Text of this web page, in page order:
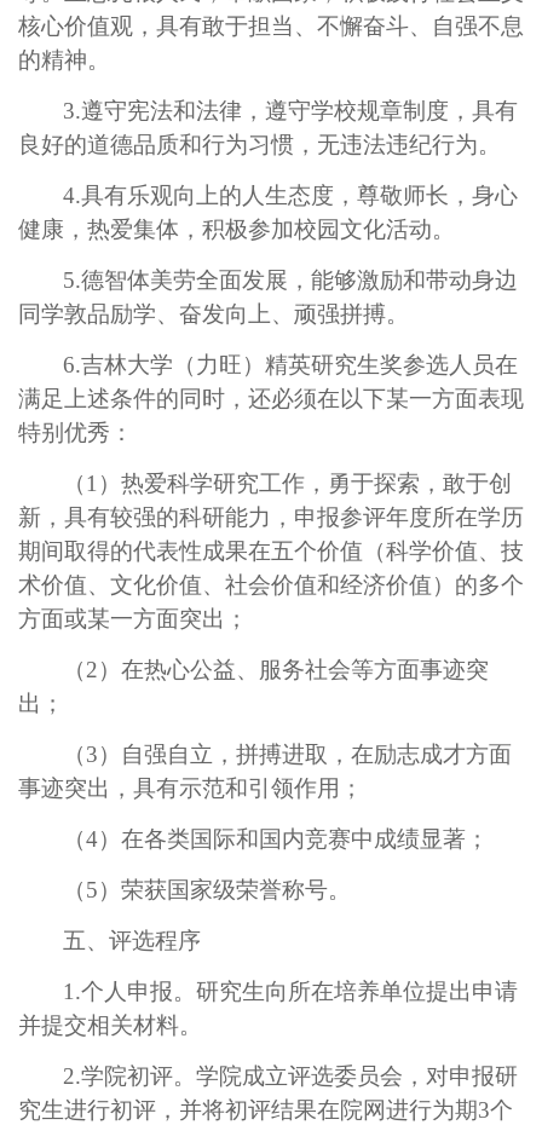
核心价值观，具有敢于担当、不懈奋斗、自强不息
的精神。
3.遵守宪法和法律，遵守学校规章制度，具有
良好的道德品质和行为习惯，无违法违纪行为。
4.具有乐观向上的人生态度，尊敬师长，身心
健康，热爱集体，积极参加校园文化活动。
5.德智体美劳全面发展，能够激励和带动身边
同学敦品励学、奋发向上、顽强拼搏。
6.吉林大学（力旺）精英研究生奖参选人员在
满足上述条件的同时，还必须在以下某一方面表现
特别优秀：
（1 ）热爱科学研究工作，勇于探索，敢于创
新，具有较强的科研能力，申报参评年度所在学历
期间取得的代表性成果在五个价值（科学价值、技
术价值、文化价值、社会价值和经济价值）的多个
方面或某一方面突出；
（2）在热心公益、服务社会等方面事迹突
出；
（3）自强自立，拼搏进取，在励志成才方面
事迹突出，具有示范和引领作用；
（4）在各类国际和国内竞赛中成绩显著；
（5）荣获国家级荣誉称号。
五、评选程序
1.个人申报。研究生向所在培养单位提出申请
并提交相关材料。
2.学院初评。学院成立评选委员会，对申报研
究生进行初评，并将初评结果在院网进行为期3个